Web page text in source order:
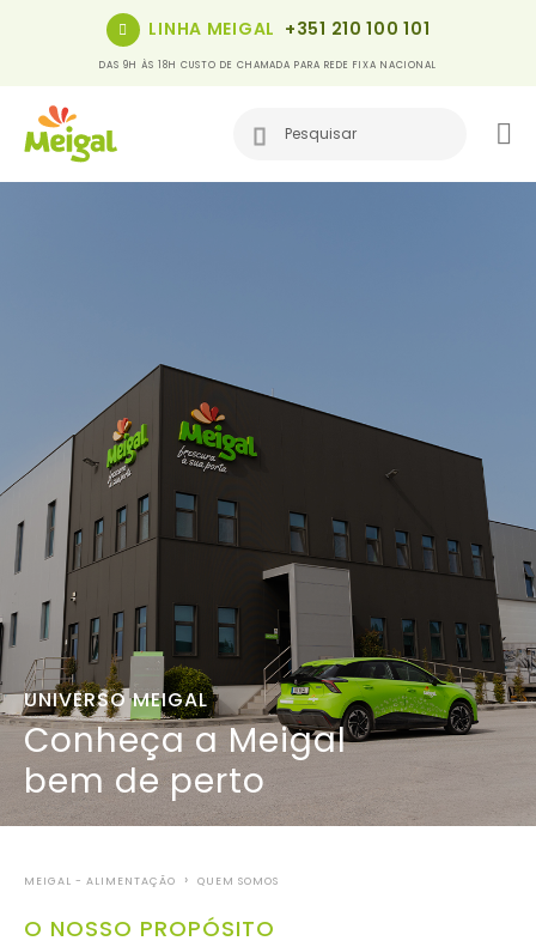
LINHA MEIGAL +351 210 100 101
DAS 9H ÀS 18H CUSTO DE CHAMADA PARA REDE FIXA NACIONAL
UNIVERSO MEIGAL
Conheça a Meigal
bem de perto
MEIGAL - ALIMENTAÇÃO QUEM SOMOS
O NOSSO PROPÓSITO